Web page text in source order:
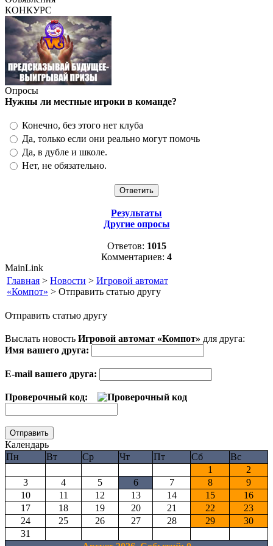
КОНКУРС
Опросы
Нужны ли местные игроки в команде?
Конечно, без этого нет клуба
Да, только если они реально могут помочь
Да, в дубле и школе.
Нет, не обязательно.
Результаты
Другие опросы
Ответов: 1015
Комментариев: 4
MainLink
Главная > Новости > Игровой автомат
«Компот» > Отправить статью другу
Отправить статью другу
Выслать новость Игровой автомат «Компот» для друга:
Имя вашего друга:
E-mail вашего друга:
Проверочный код:
Календарь
Пн
Вт Ср Чт Пт Сб
Вс
1
2
3
4 5 6 7 8
9
10
11 12 13 14 15
16
17
18 19 20 21 22
23
24
25 26 27 28 29
30
31